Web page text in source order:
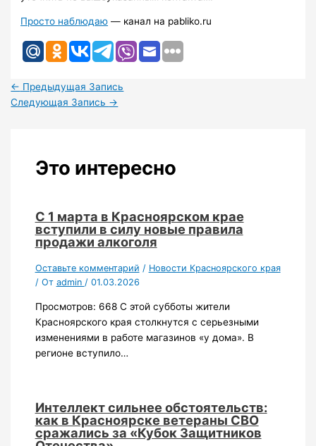
Просто наблюдаю — канал на pabliko.ru
← Предыдущая Запись
Следующая Запись →
Это интересно
С 1 марта в Красноярском крае
вступили в силу новые правила
продажи алкоголя
Оставьте комментарий / Новости Красноярского края
/ От admin / 01.03.2026
Просмотров: 668 С этой субботы жители
Красноярского края столкнутся с серьезными
изменениями в работе магазинов «у дома». В
регионе вступило…
Интеллект сильнее обстоятельств:
как в Красноярске ветераны СВО
сражались за «Кубок Защитников